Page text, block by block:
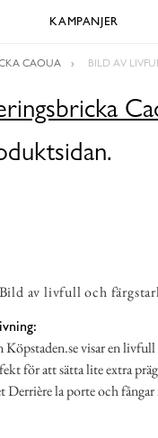
KAMPANJER
CAOUA BILD AV
Bild av livfull och
Köpstaden.se visar en
för att sätta lite extra
Derrière la porte och